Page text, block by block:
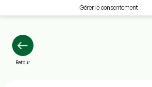
Gérer le consentement
Retour